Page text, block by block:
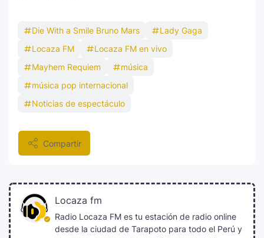
Die With a Smile Bruno Mars
Lady Gaga
Locaza FM
Locaza FM en vivo
Mayhem Requiem
música
música pop internacional
Noticias de espectáculo
Compartir
Locaza fm
Radio Locaza FM es tu estación de radio online
desde la ciudad de Tarapoto para todo el Perú y